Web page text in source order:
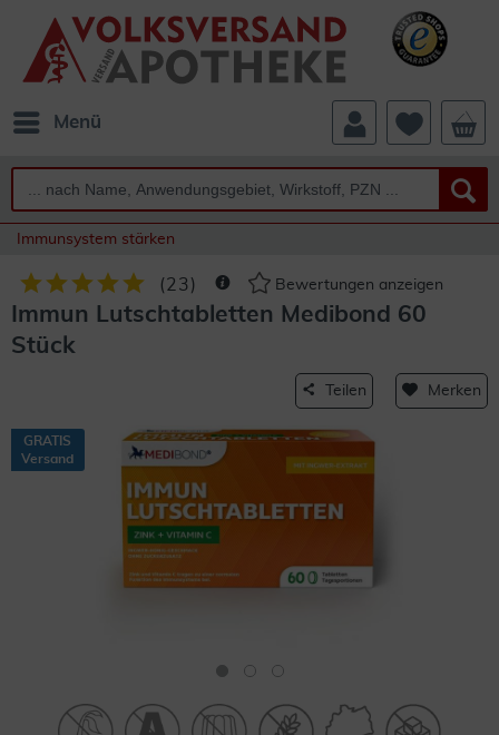
Menü
Immunsystem stärken
(23) Bewertungen anzeigen
Immun Lutschtabletten Medibond 60
Stück
Teilen Merken
GRATIS
Versand